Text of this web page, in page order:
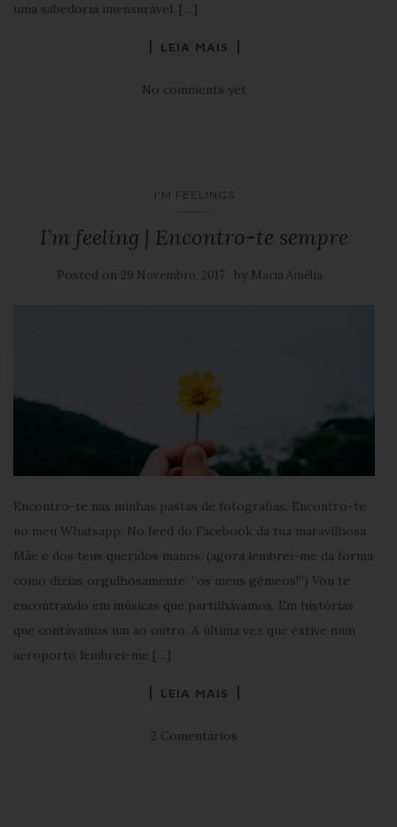
uma sabedoria imensurável. […]
LEIA MAIS
No comments yet
I'M FEELINGS
I’m feeling | Encontro-te sempre
Posted on 29 Novembro, 2017 by Maria Amélia
Encontro-te nas minhas pastas de fotografias. Encontro-te
no meu Whatsapp. No feed do Facebook da tua maravilhosa
Mãe e dos teus queridos manos. (agora lembrei-me da forma
como dizias orgulhosamente: “os meus gémeos!”) Vou te
encontrando em músicas que partilhávamos. Em histórias
que contávamos um ao outro. A última vez que estive num
aeroporto lembrei-me […]
LEIA MAIS
2 Comentários